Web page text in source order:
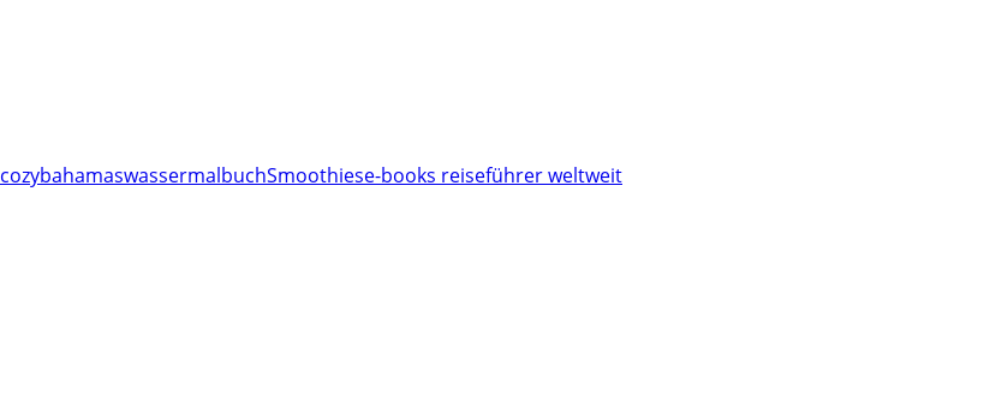
cozybahamaswassermalbuchSmoothiese-books reiseführer weltweit